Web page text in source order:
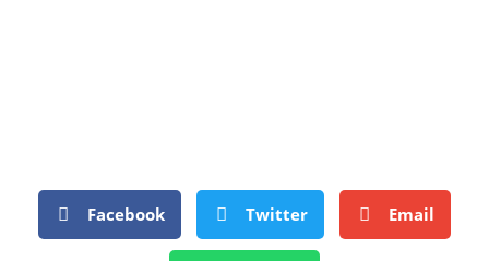
Facebook Twitter Email